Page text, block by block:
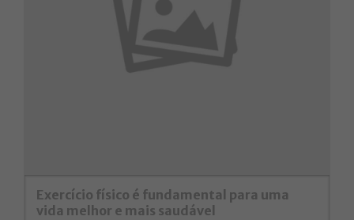
Exercício físico é fundamental para uma
vida melhor e mais saudável